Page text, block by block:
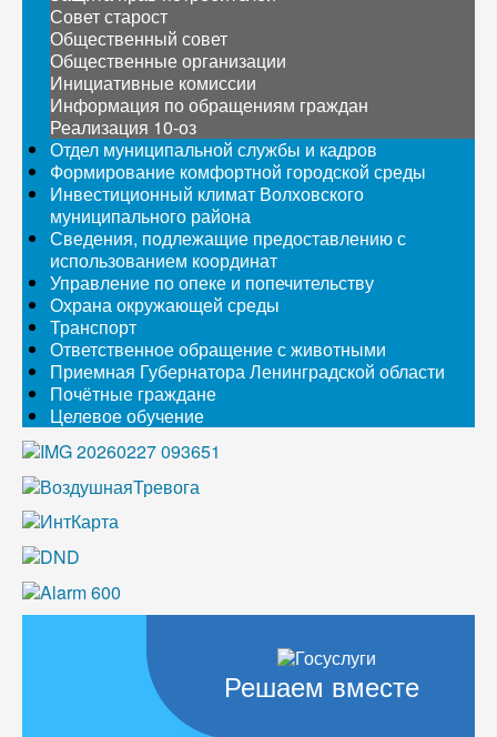
Совет старост
Общественный совет
Общественные организации
Инициативные комиссии
Информация по обращениям граждан
Реализация 10-оз
Отдел муниципальной службы и кадров
Формирование комфортной городской среды
Инвестиционный климат Волховского
муниципального района
Сведения, подлежащие предоставлению с
использованием координат
Управление по опеке и попечительству
Охрана окружающей среды
Транспорт
Ответственное обращение с животными
Приемная Губернатора Ленинградской области
Почётные граждане
Целевое обучение
Решаем вместе